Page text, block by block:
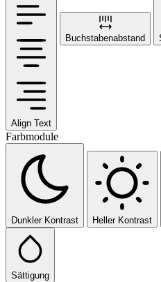
Align Text
Buchstabenabstand
Farbmodule
Dunkler Kontrast Heller Kontrast
Sättigung